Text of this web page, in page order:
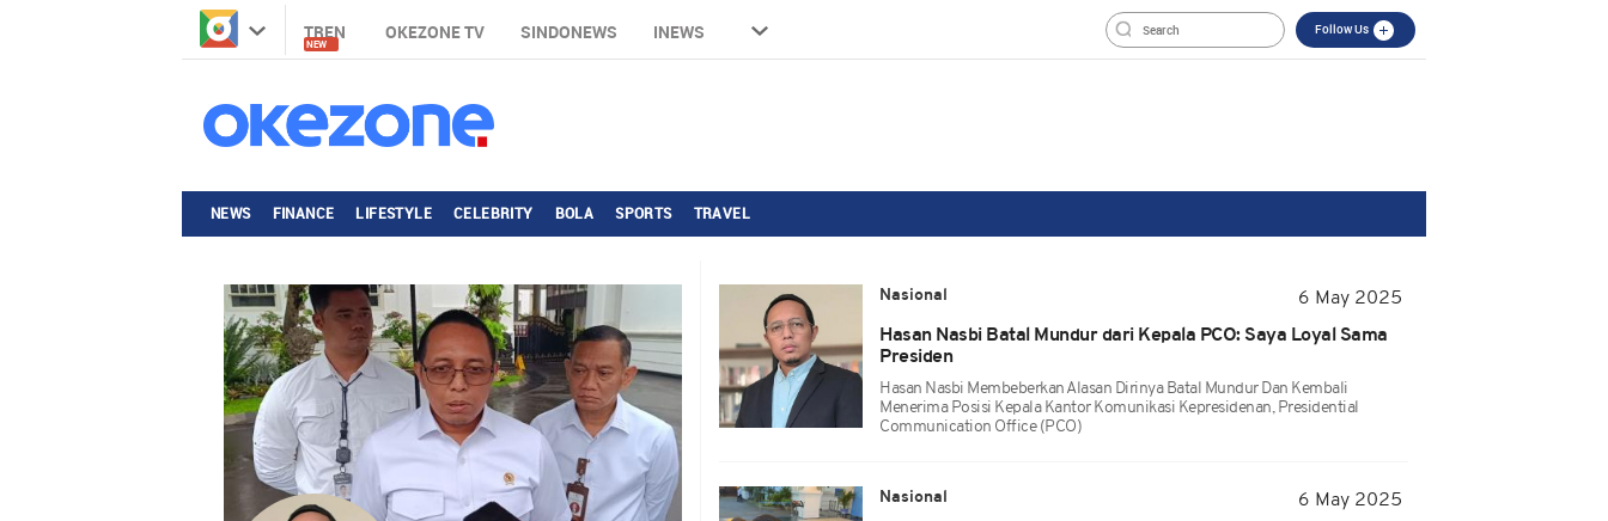
TREN
NEW
OKEZONE TV SINDONEWS INEWS Follow Us
NEWS FINANCE LIFESTYLE CELEBRITY BOLA SPORTS TRAVEL
Nasional
6 May 2025
Hasan Nasbi Batal Mundur dari Kepala PCO: Saya Loyal Sama
Presiden
Hasan Nasbi Membeberkan Alasan Dirinya Batal Mundur Dan Kembali
Menerima Posisi Kepala Kantor Komunikasi Kepresidenan, Presidential
Communication Office (PCO)
Nasional
6 May 2025